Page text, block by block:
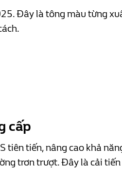
Đây là tông màu từng
cấp
tiên tiến, nâng cao khả
trơn trượt. Đây là cải